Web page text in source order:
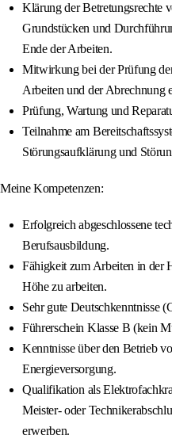
Klärung der Betretungsrechte
Grundstücken und
Ende der Arbeiten.
Mitwirkung bei der Prüfung
Arbeiten und der Abrechnung
Prüfung, Wartung und
Teilnahme am
Störungsaufklärung und
Meine Kompetenzen:
Erfolgreich abgeschlossene
Berufsausbildung.
Fähigkeit zum Arbeiten in der
Höhe zu arbeiten.
Sehr gute Deutschkenntnisse
Führerschein Klasse B (kein
Kenntnisse über den Betrieb
Energieversorgung.
Qualifikation als
Meister- oder
erwerben.